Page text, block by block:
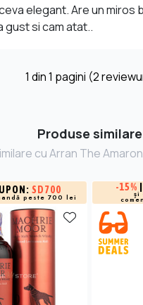
elegant. Are un miros
gust si cam atat..
1 din1 pagini (2
Produse similare
cu Arran The
SD700
peste 700 lei
-15%
și